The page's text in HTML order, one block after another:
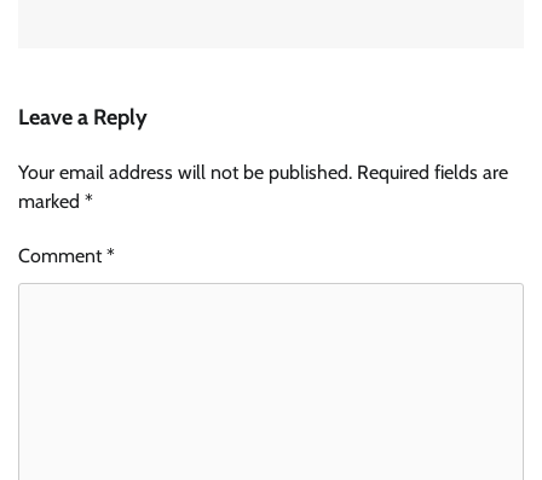
Leave a Reply
Your email address will not be published. Required fields are
marked *
Comment*